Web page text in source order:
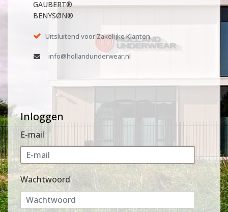
GAUBERT®
BENYSØN®
Uitsluitend voor Zakelijke Klanten
info@hollandunderwear.nl
Inloggen
E-mail
Wachtwoord